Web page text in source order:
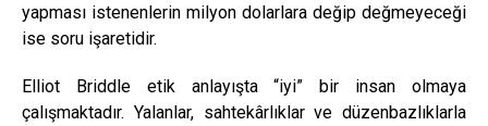
yapması istenenlerin milyon dolarlara değip değmeyeceği
ise soru işaretidir.
Elliot Briddle etik anlayışta “iyi” bir insan olmaya
çalışmaktadır. Yalanlar, sahtekârlıklar ve düzenbazlıklarla